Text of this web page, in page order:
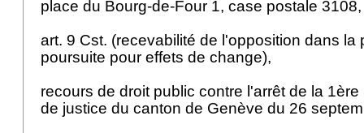
place du Bourg-de-Four 1, case postale
art. 9 Cst. (recevabilité de l'opposition dans la
poursuite pour effets de change),
recours de droit public contre l'arrêt de la
de justice du canton de Genève du 26